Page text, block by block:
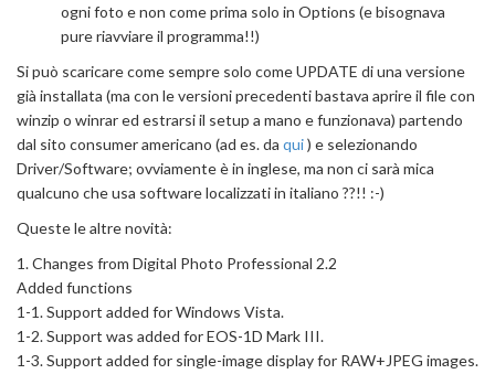
ogni foto e non come prima solo in Options (e bisognava
pure riavviare il programma!!)
Si può scaricare come sempre solo come UPDATE di una versione
già installata (ma con le versioni precedenti bastava aprire il file con
winzip o winrar ed estrarsi il setup a mano e funzionava) partendo
dal sito consumer americano (ad es. da qui) e selezionando
Driver/Software; ovviamente è in inglese, ma non ci sarà mica
qualcuno che usa software localizzati in italiano ??!! :-)
Queste le altre novità:
1. Changes from Digital Photo Professional 2.2
Added functions
1-1. Support added for Windows Vista.
1-2. Support was added for EOS-1D Mark III.
1-3. Support added for single-image display for RAW+JPEG images.